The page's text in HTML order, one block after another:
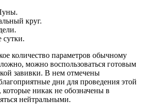
круг.
количество параметров обычному
можно воспользоваться готовым
завивки. В нем отмечены
дни для проведения этой
никак не обозначены в
нейтральными.